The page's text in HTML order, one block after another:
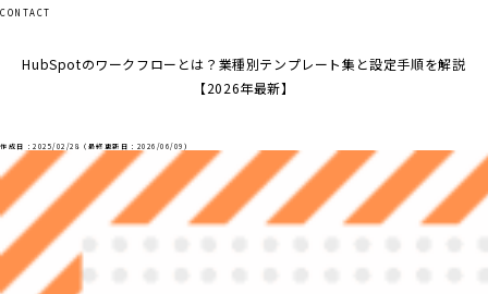
CONTACT
HubSpotのワークフローとは？業種別テンプレート集と設定手順を解説
【2026年最新】
作成日：2025/02/28（最終更新日：2026/06/09）